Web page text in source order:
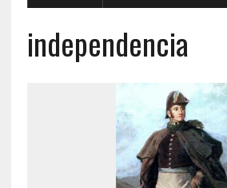
independencia